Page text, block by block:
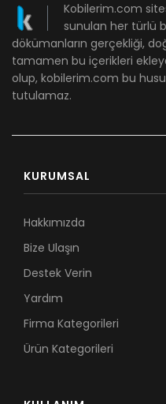
Kobilerim.com
sunulan her türlü
dökümanların gerçekliği,
tamamen bu içerikleri
olup, kobilerim.com bu
tutulamaz.
KURUMSAL
Hakkımızda
Bize Ulaşın
Destek Verin
Yardım
Firma Kategorileri
Ürün Kategorileri